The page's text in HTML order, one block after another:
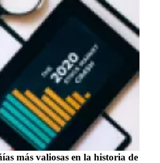
más valiosas en la historia de